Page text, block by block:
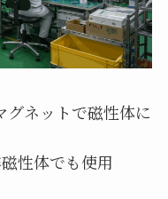
グネットで磁性体に
性体でも使用